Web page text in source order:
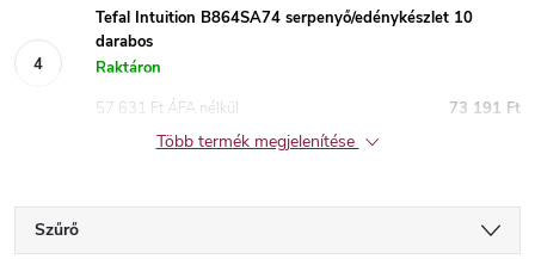
Tefal Intuition B864SA74 serpenyő/edénykészlet 10
darabos
Raktáron
73 191 Ft
57 631 Ft ÁFA nélkül
Több termék megjelenítése
Szűrő